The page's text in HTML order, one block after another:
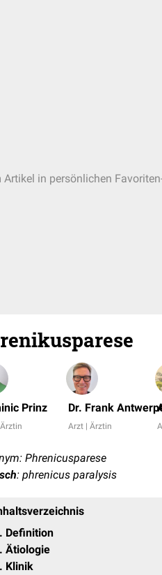
Artikel in persönlichen
Prinz Dr. Frank
Arzt | Ärztin
Phrenicusparese
: phrenicus paralysis
Definition
Ätiologie
Klinik